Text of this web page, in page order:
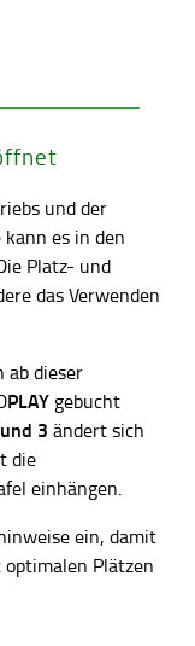
und der
es in den
Platz- und
das Verwenden
ab dieser
PLAY gebucht
3 ändert sich
die
einhängen.
ein, damit
Plätzen